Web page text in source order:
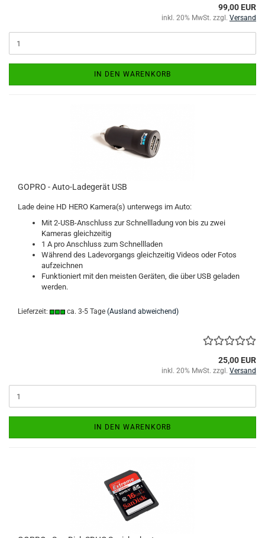
99,00 EUR
inkl. 20% MwSt. zzgl. Versand
IN DEN WARENKORB
GOPRO - Auto-Ladegerät USB
Lade deine HD HERO Kamera(s) unterwegs im Auto:
Mit 2-USB-Anschluss zur Schnellladung von bis zu zwei
Kameras gleichzeitig
1 A pro Anschluss zum Schnellladen
Während des Ladevorgangs gleichzeitig Videos oder Fotos
aufzeichnen
Funktioniert mit den meisten Geräten, die über USB geladen
werden.
Lieferzeit: ca. 3-5 Tage (Ausland abweichend)
25,00 EUR
inkl. 20% MwSt. zzgl. Versand
IN DEN WARENKORB